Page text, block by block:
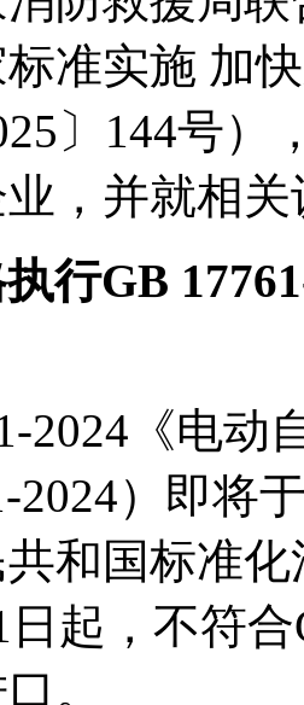
准实施 加
〕 144号）
，并就相
行GB
2024《电
2024）即将
共和国标准
日起，不符合
。